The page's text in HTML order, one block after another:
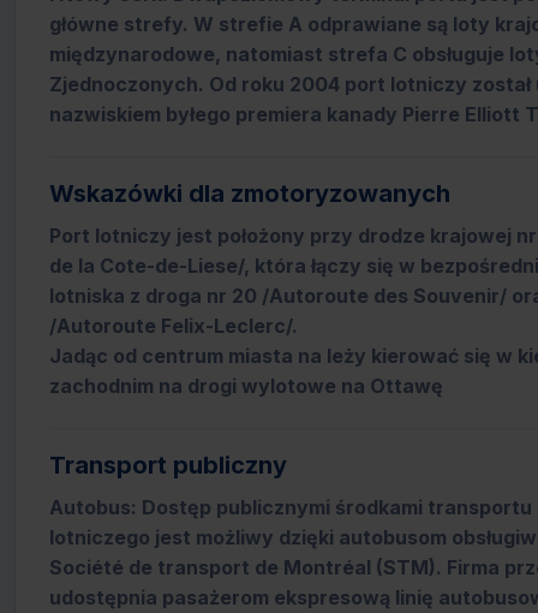
główne strefy. W strefie A odprawiane są loty
międzynarodowe, natomiast strefa C obsługuje
Zjednoczonych. Od roku 2004 port lotniczy
nazwiskiem byłego premiera kanady Pierre Elliott
Wskazówki dla zmotoryzowanych
Port lotniczy jest położony przy drodze krajowej
de la Cote-de-Liese/, która łączy się w
lotniska z droga nr 20 /Autoroute des Souvenir/
/Autoroute Felix-Leclerc/.
Jadąc od centrum miasta na leży kierować się w
zachodnim na drogi wylotowe na Ottawę
Transport publiczny
Autobus: Dostęp publicznymi środkami transportu
lotniczego jest możliwy dzięki autobusom
Société de transport de Montréal (STM). Firma
udostępnia pasażerom ekspresową linię